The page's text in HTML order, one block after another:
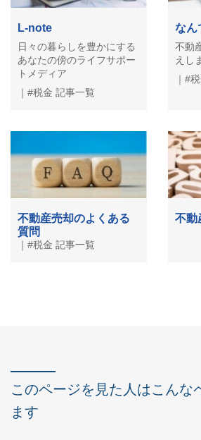
L-note
日々の暮らしを豊かにする
あなたの傍のライフサポー
トメディア
｜#税金 記事一覧
なん
不動
えし
｜#
不動産売却のよくある
質問
｜#税金 記事一覧
不動
このページを見た人はこんな
ます